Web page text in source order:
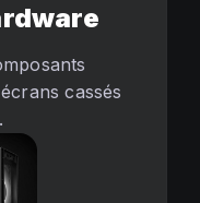
cassés